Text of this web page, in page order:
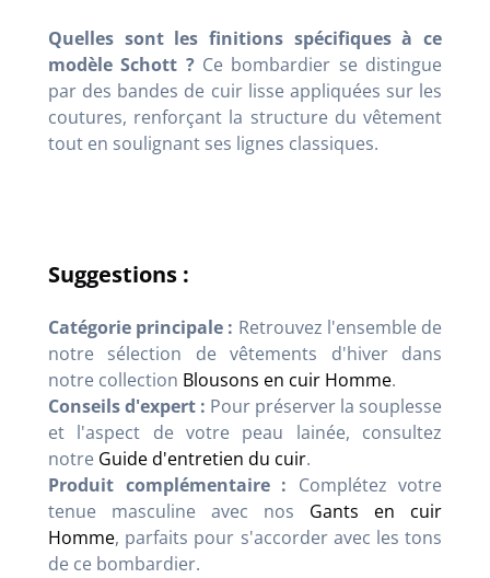
Quelles sont les finitions spécifiques à ce
modèle Schott ?Ce bombardier se distingue
par des bandes de cuir lisse appliquées sur les
coutures, renforçant la structure du vêtement
tout en soulignant ses lignes classiques.
Suggestions :
Catégorie principale : Retrouvez l'ensemble de
notre sélection de vêtements d'hiver dans
notre collection Blousons en cuir Homme.
Conseils d'expert : Pour préserver la souplesse
et l'aspect de votre peau lainée, consultez
notre Guide d'entretien du cuir.
Produit complémentaire : Complétez votre
tenue masculine avec nos Gants en cuir
Homme, parfaits pour s'accorder avec les tons
de ce bombardier.